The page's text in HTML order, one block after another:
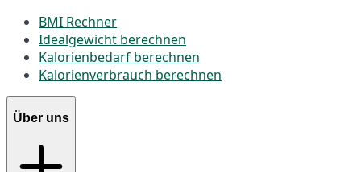
BMI Rechner
Idealgewicht berechnen
Kalorienbedarf berechnen
Kalorienverbrauch berechnen
Über uns